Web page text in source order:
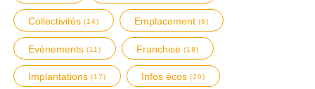
Collectivités (14) Emplacement (6)
Evènements (11) Franchise (18)
Implantations (17) Infos écos (20)